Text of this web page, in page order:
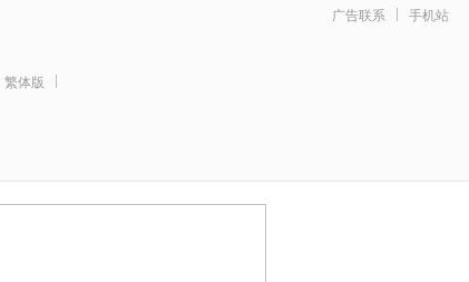
手机站
广告联系
繁体版